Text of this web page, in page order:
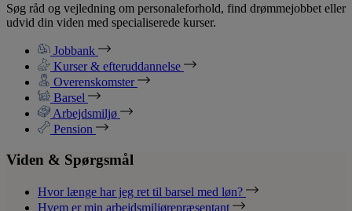
Søg råd og vejledning om personaleforhold, find drømmejobbet eller
udvid din viden med specialiserede kurser.
Jobbank
Kurser & efteruddannelse
Overenskomster
Barsel
Arbejdsmiljø
Pension
Viden & Spørgsmål
Hvor længe har jeg ret til barsel med løn?
Hvem er min arbejdsmiljørepræsentant